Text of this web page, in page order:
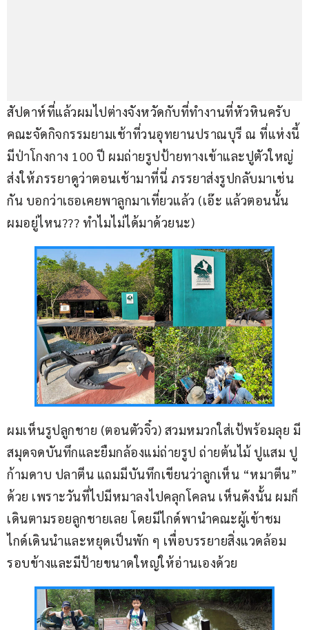
สัปดาห์ที่แล้วผมไปต่างจังหวัดกับที่ทำงานที่หัวหินครับ
คณะจัดกิจกรรมยามเช้าที่วนอุทยานปราณบุรี ณ ที่แห่งนี้
มีป่าโกงกาง 100 ปี ผมถ่ายรูปป้ายทางเข้าและปูตัวใหญ่
ส่งให้ภรรยาดูว่าตอนเช้ามาที่นี่ ภรรยาส่งรูปกลับมาเช่น
กัน บอกว่าเธอเคยพาลูกมาเที่ยวแล้ว (เอ๊ะ แล้วตอนนั้น
ผมอยู่ไหน??? ทำไมไม่ได้มาด้วยนะ)
ผมเห็นรูปลูกชาย (ตอนตัวจิ๋ว) สวมหมวกใส่เป้พร้อมลุย มี
สมุดจดบันทึกและยืมกล้องแม่ถ่ายรูป ถ่ายต้นไม้ ปูแสม ปู
ก้ามดาบ ปลาตีน แถมมีบันทึกเขียนว่าลูกเห็น “หมาตีน”
ด้วย เพราะวันที่ไปมีหมาลงไปคลุกโคลน เห็นดังนั้น ผมก็
เดินตามรอยลูกชายเลย โดยมีไกด์พานำคณะผู้เข้าชม
ไกด์เดินนำและหยุดเป็นพัก ๆ เพื่อบรรยายสิ่งแวดล้อม
รอบข้างและมีป้ายขนาดใหญ่ให้อ่านเองด้วย